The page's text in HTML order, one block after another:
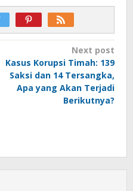
Next post
Kasus Korupsi Timah: 139
Saksi dan 14 Tersangka,
Apa yang Akan Terjadi
Berikutnya?